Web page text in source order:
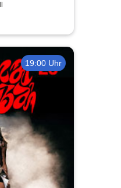
19:00 Uhr